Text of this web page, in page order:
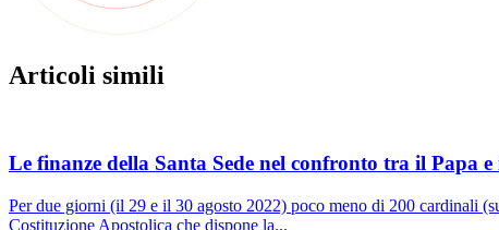
Articoli simili
Le finanze della Santa Sede nel confronto tra il Papa
Per due giorni (il 29 e il 30 agosto 2022) poco meno di 200 cardinali
Costituzione Apostolica che dispone la...